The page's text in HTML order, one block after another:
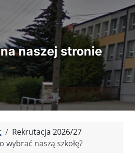
naszej stronie
Rekrutacja 2026/27
wybrać naszą szkołę?